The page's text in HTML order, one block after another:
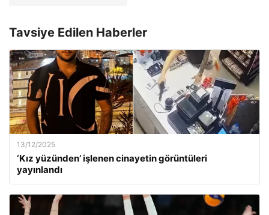
Tavsiye Edilen Haberler
13/12/2025
‘Kız yüzünden’ işlenen cinayetin görüntüleri
yayınlandı